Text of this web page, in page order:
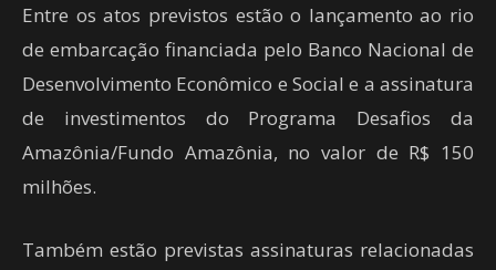
Entre os atos previstos estão o lançamento ao rio
de embarcação financiada pelo Banco Nacional de
Desenvolvimento Econômico e Social e a assinatura
de investimentos do Programa Desafios da
Amazônia/Fundo Amazônia, no valor de R$ 150
milhões.
Também estão previstas assinaturas relacionadas